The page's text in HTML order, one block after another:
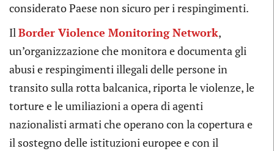
considerato Paese non sicuro per i respingimenti.
IlBorder Violence Monitoring Network,
un’organizzazione che monitora e documenta gli
abusi e respingimenti illegali delle persone in
transito sulla rotta balcanica, riporta le violenze, le
torture e le umiliazioni a opera di agenti
nazionalisti armati che operano con la copertura e
il sostegno delle istituzioni europee e con il